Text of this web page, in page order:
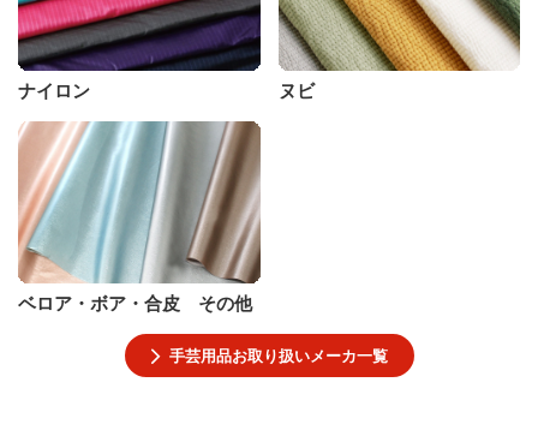
ナイロン ヌビ
ベロア・ボア・合皮 その他
手芸用品お取り扱いメーカ一覧